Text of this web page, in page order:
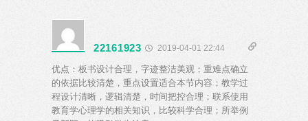
22161923 2019-04-01 22:44
优点：板书设计合理，字迹整洁美观；重难点确立
的依据比较清楚，重点设置适合本节内容；教学过
程设计清晰，逻辑清楚，时间把控合理；联系使用
教育学心理学的相关知识，比较科学合理；所举例